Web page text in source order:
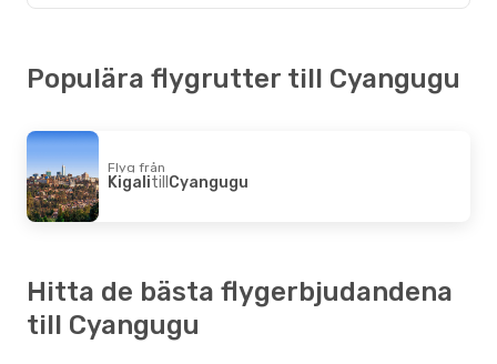
Populära flygrutter till Cyangugu
Flyg från
KigalitillCyangugu
Hitta de bästa flygerbjudandena
till Cyangugu